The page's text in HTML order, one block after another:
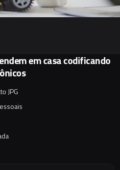
em casa codificando
JPG